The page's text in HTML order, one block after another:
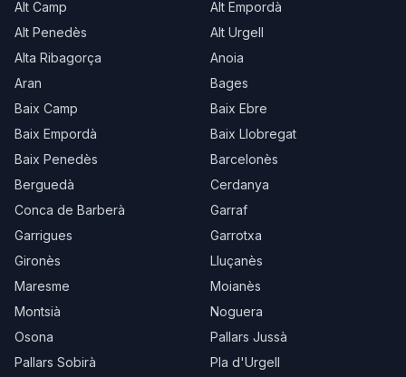
Alt Camp
Alt Empordà
Alt Penedès
Alt Urgell
Alta Ribagorça
Anoia
Aran
Bages
Baix Camp
Baix Ebre
Baix Empordà
Baix Llobregat
Baix Penedès
Barcelonès
Berguedà
Cerdanya
Conca de Barberà
Garraf
Garrigues
Garrotxa
Gironès
Lluçanès
Maresme
Moianès
Montsià
Noguera
Osona
Pallars Jussà
Pallars Sobirà
Pla d'Urgell